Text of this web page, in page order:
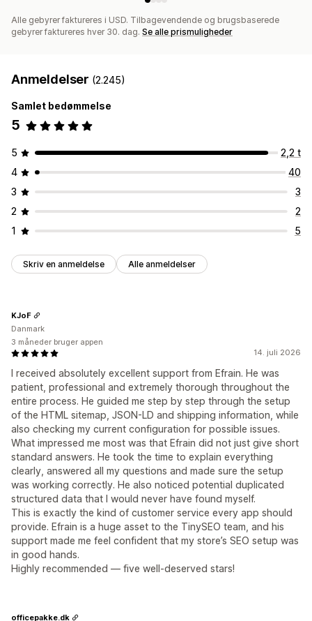
Alle gebyrer faktureres i USD. Tilbagevendende og brugsbaserede
gebyrer faktureres hver 30. dag. Se alle prismuligheder
Anmeldelser (2.245)
Samlet bedømmelse
5
5
2,2 t
4
40
3
3
2
2
1
5
Skriv en anmeldelse Alle anmeldelser
14. juli 2026
I received absolutely excellent support from Efrain. He was
patient, professional and extremely thorough throughout the
entire process. He guided me step by step through the setup
of the HTML sitemap, JSON-LD and shipping information, while
also checking my current configuration for possible issues.
What impressed me most was that Efrain did not just give short
standard answers. He took the time to explain everything
clearly, answered all my questions and made sure the setup
was working correctly. He also noticed potential duplicated
structured data that I would never have found myself.
This is exactly the kind of customer service every app should
provide. Efrain is a huge asset to the TinySEO team, and his
support made me feel confident that my store’s SEO setup was
in good hands.
Highly recommended — five well-deserved stars!
KJoF
Danmark
3 måneder bruger appen
officepakke.dk